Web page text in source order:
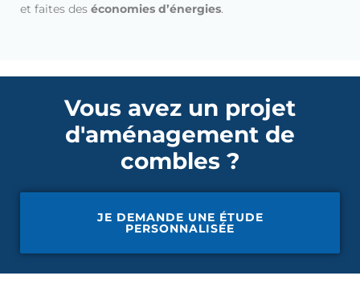
et faites des économies d’énergies.
Vous avez un projet
d'aménagement de
combles ?
JE DEMANDE UNE ÉTUDE
PERSONNALISÉE